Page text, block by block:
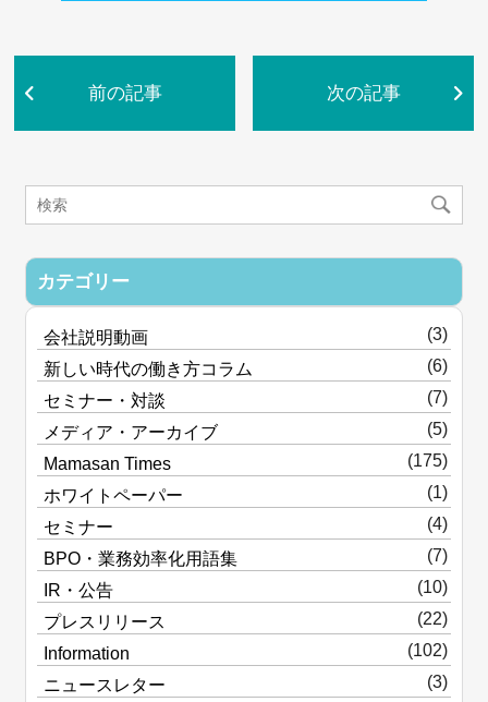
前の記事 次の記事
カテゴリー
会社説明動画
(3)
新しい時代の働き方コラム
(6)
セミナー・対談
(7)
メディア・アーカイブ
(5)
Mamasan Times
(175)
ホワイトペーパー
(1)
セミナー
(4)
BPO・業務効率化用語集
(7)
IR・公告
(10)
プレスリリース
(22)
Information
(102)
ニュースレター
(3)